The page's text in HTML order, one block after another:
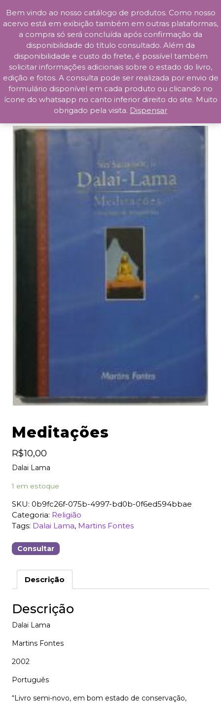
Skip
content
Prosa da Praça
Religião/ Meditações
Meditações
R$10,00
Dalai Lama
1 em estoque
SKU: 0b9fc26f-075b-4997-bd0b-0f6ed594bbae
Categoria: Religião
Tags: Dalai Lama, Martins Fontes
Consultar
Descrição
Descrição
Dalai Lama
Martins Fontes
2002
Português
“Livro semi-novo, em bom estado de conservação,
Bem vindo ao nosso catálogo de produtos. Como nosso
acervo está em exibição também em outras plataformas,
a compra só será concluída após confirmação da
disponibilidade do título consultado. Além da
disponibilidade e custo do frete, é possível também
solicitar informações adicionais sobre o estado do livro,
edição e fotos. A consulta pode ser realizada por envio de
formulário disponível em cada produto ou clicando no
ícone do whatsapp no canto inferior direito do site. Muito
obrigado pela visita. Dispensar